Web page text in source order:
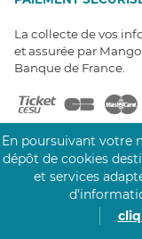
La collecte de vos
et assurée par
Banque de France.
NOS PARTENAIRES
Click&Care est
En poursuivant votre
dépôt de cookies
et services